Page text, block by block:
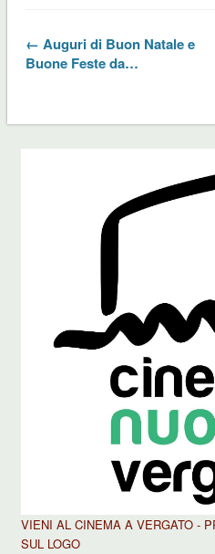
← Auguri di Buon Natale e
Buone Feste da…
VIENI AL CINEMA A VERGATO -
SUL LOGO